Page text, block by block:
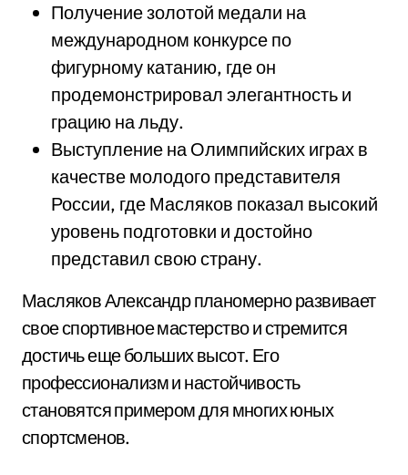
Получение золотой медали на
международном конкурсе по
фигурному катанию, где он
продемонстрировал элегантность и
грацию на льду.
Выступление на Олимпийских играх в
качестве молодого представителя
России, где Масляков показал высокий
уровень подготовки и достойно
представил свою страну.
Масляков Александр планомерно развивает
свое спортивное мастерство и стремится
достичь еще больших высот. Его
профессионализм и настойчивость
становятся примером для многих юных
спортсменов.